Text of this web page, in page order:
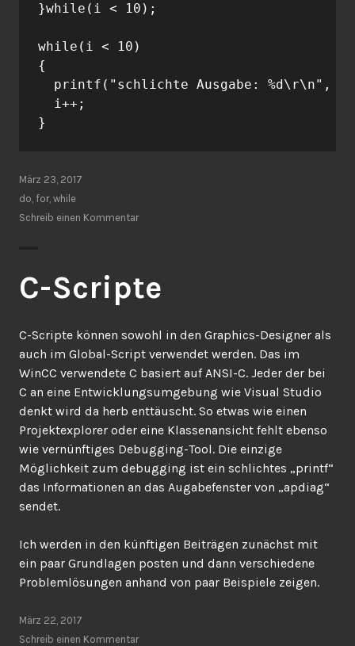
}while(i < 10);
while(i < 10)
{
printf("schlichte Ausgabe: %d\r\n",
  i++;
März 23, 2017
do, for, while
Schreib einen Kommentar
C-Scripte
C-Scripte können sowohl in den Graphics-Designer als
auch im Global-Script verwendet werden. Das im
WinCC verwendete C basiert auf ANSI-C. Jeder der bei
C an eine Entwicklungsumgebung wie Visual Studio
denkt wird da herb enttäuscht. So etwas wie einen
Projektexplorer oder eine Klassenansicht fehlt ebenso
wie vernünftiges Debugging-Tool. Die einzige
Möglichkeit zum debugging ist ein schlichtes „printf“
das Informationen an das Augabefenster von „apdiag“
sendet.
Ich werden in den künftigen Beiträgen zunächst mit
ein paar Grundlagen posten und dann verschiedene
Problemlösungen anhand von paar Beispiele zeigen.
März 22, 2017
Schreib einen Kommentar